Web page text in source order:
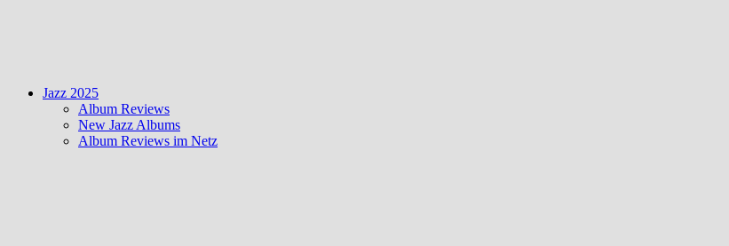
Jazz 2025
Album Reviews
New Jazz Albums
Album Reviews im Netz